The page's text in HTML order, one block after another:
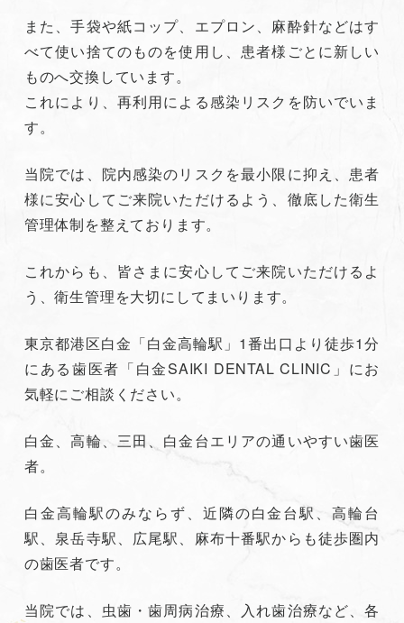
また、手袋や紙コップ、エプロン、麻酔針などはす
べて使い捨てのものを使用し、患者様ごとに新しい
ものへ交換しています。
これにより、再利用による感染リスクを防いでいま
す。
当院では、院内感染のリスクを最小限に抑え、患者
様に安心してご来院いただけるよう、徹底した衛生
管理体制を整えております。
これからも、皆さまに安心してご来院いただけるよ
う、衛生管理を大切にしてまいります。
東京都港区白金「白金高輪駅」1番出口より徒歩1分
にある歯医者「白金SAIKI DENTAL CLINIC」にお
気軽にご相談ください。
白金、高輪、三田、白金台エリアの通いやすい歯医
者。
白金高輪駅のみならず、近隣の白金台駅、高輪台
駅、泉岳寺駅、広尾駅、麻布十番駅からも徒歩圏内
の歯医者です。
当院では、虫歯・歯周病治療、入れ歯治療など、各